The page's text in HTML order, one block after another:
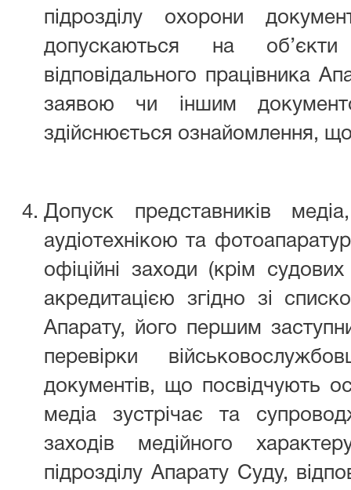
підрозділу охорони
допускаються на
відповідального працівника
заявою чи іншим
здійснюється ознайомлення,
Допуск представників
аудіотехнікою та
офіційні заходи (крім
акредитацією згідно зі
Апарату, його першим
перевірки
документів, що посвідчують
медіа зустрічає та
заходів медійного
підрозділу Апарату Суду,